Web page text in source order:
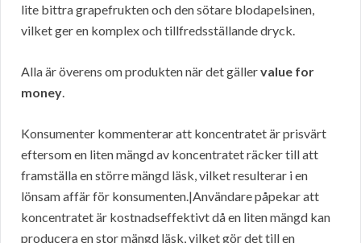
lite bittra grapefrukten och den sötare blodapelsinen,
vilket ger en komplex och tillfredsställande dryck.
Alla är överens om produkten när det gällervalue for
money.
Konsumenter kommenterar att koncentratet är prisvärt
eftersom en liten mängd av koncentratet räcker till att
framställa en större mängd läsk, vilket resulterar i en
lönsam affär för konsumenten.|Användare påpekar att
koncentratet är kostnadseffektivt då en liten mängd kan
producera en stor mängd läsk, vilket gör det till en